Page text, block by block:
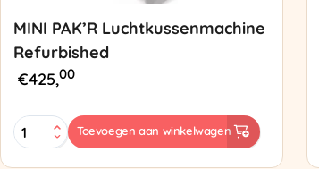
MINI PAK’R Luchtkussenmachine
Refurbished
€425,00
MINI
PAK'R
Toevoegen aan winkelwagen